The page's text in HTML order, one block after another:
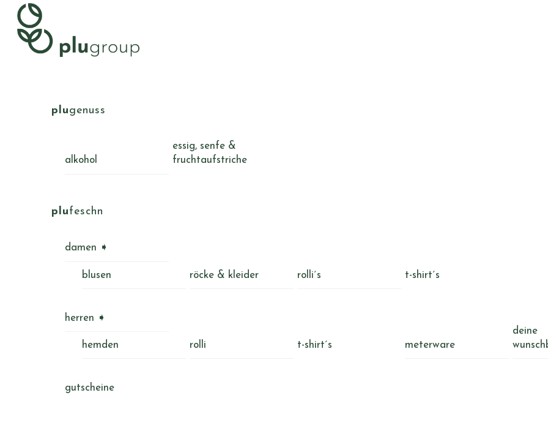
Skip
content
Menu
plugenuss
alkohol
essig, senfe &
fruchtaufstriche
plufeschn
damen ➧
blusen röcke & kleider rolli´s t-shirt´s
herren ➧
hemden rolli t-shirt´s meterware
deine
gutscheine